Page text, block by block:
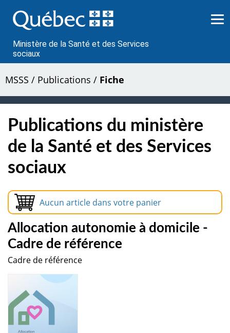
au
contenu
Ministère de la Santé et des Services
sociaux
MSSS / Publications / Fiche
Publications du ministère
de la Santé et des Services
sociaux
Aucun article dans votre panier
Allocation autonomie à domicile -
Cadre de référence
Cadre de référence